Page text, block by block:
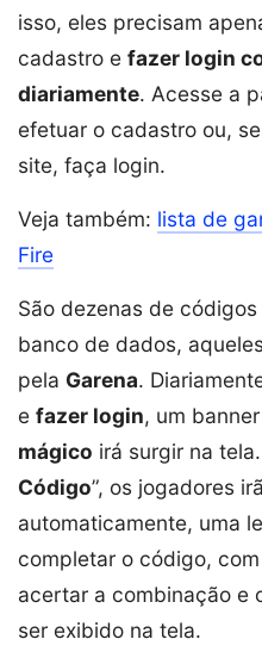
isso, eles precisam
cadastro e fazer login
diariamente. Acesse a
efetuar o cadastro ou,
site, faça login.
Veja também: lista de
Fire
São dezenas de
banco de dados,
pela Garena.
e fazer login, um
mágico irá surgir na
Código”, os jogadores
automaticamente, uma
completar o código,
acertar a combinação e
ser exibido na tela.